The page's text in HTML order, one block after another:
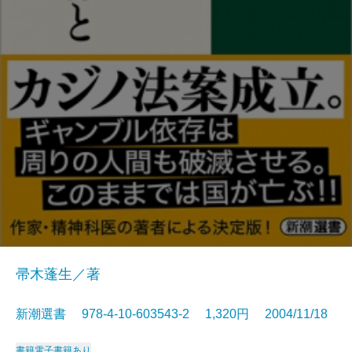
帚木蓬生／著
新潮選書 978-4-10-603543-2 1,320円 2004/11/18